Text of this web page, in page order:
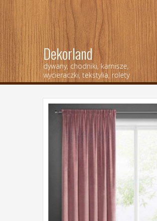
Dekorland
dywany, chodniki, karnisze,
wycieraczki, tekstylia, rolety